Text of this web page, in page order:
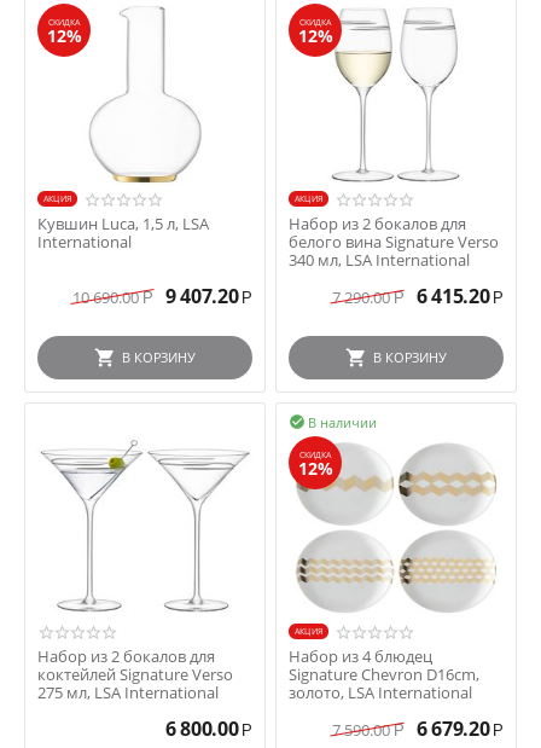
СКИДКА
12%
AКЦИЯ
Кувшин Luca, 1,5 л, LSA
International
10 690.00 Р 9 407.20 Р
В КОРЗИНУ
СКИДКА
12%
AКЦИЯ
Набор из 2 бокалов для
белого вина Signature Verso
340 мл, LSA International
7 290.00 Р 6 415.20 Р
В КОРЗИНУ
Набор из 2 бокалов для
коктейлей Signature Verso
275 мл, LSA International
6 800.00 Р
В наличии

СКИДКА
12%
AКЦИЯ
Набор из 4 блюдец
Signature Chevron D16cm,
золото, LSA International
7 590.00 Р 6 679.20 Р